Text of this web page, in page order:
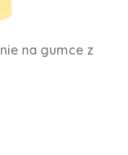
na gumce z